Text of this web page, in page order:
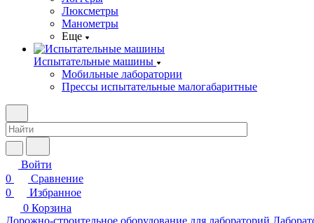
Люксметры
Манометры
Еще
Испытательные машины
Мобильные лаборатории
Прессы испытательные малогабаритные
Войти
0
Сравнение
0
Избранное
0 Корзина
Дорожно-строительное оборудование для лабораторий